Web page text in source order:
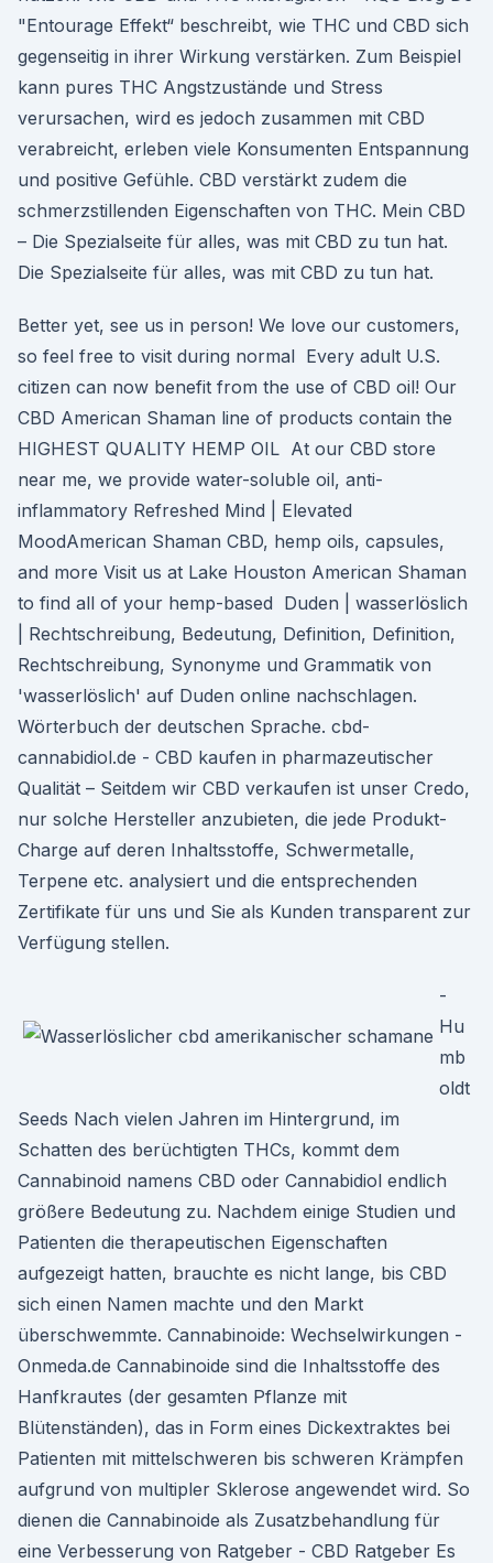
"Entourage Effekt“ beschreibt, wie THC und CBD sich
gegenseitig in ihrer Wirkung verstärken. Zum Beispiel
kann pures THC Angstzustände und Stress
verursachen, wird es jedoch zusammen mit CBD
verabreicht, erleben viele Konsumenten Entspannung
und positive Gefühle. CBD verstärkt zudem die
schmerzstillenden Eigenschaften von THC. Mein CBD
– Die Spezialseite für alles, was mit CBD zu tun hat.
Die Spezialseite für alles, was mit CBD zu tun hat.
Better yet, see us in person! We love our customers,
so feel free to visit during normal Every adult U.S.
citizen can now benefit from the use of CBD oil! Our
CBD American Shaman line of products contain the
HIGHEST QUALITY HEMP OIL At our CBD store
near me, we provide water-soluble oil, anti-
inflammatory Refreshed Mind | Elevated
MoodAmerican Shaman CBD, hemp oils, capsules,
and more Visit us at Lake Houston American Shaman
to find all of your hemp-based Duden | wasserlöslich
| Rechtschreibung, Bedeutung, Definition, Definition,
Rechtschreibung, Synonyme und Grammatik von
'wasserlöslich' auf Duden online nachschlagen.
Wörterbuch der deutschen Sprache. cbd-
cannabidiol.de - CBD kaufen in pharmazeutischer
Qualität – Seitdem wir CBD verkaufen ist unser Credo,
nur solche Hersteller anzubieten, die jede Produkt-
Charge auf deren Inhaltsstoffe, Schwermetalle,
Terpene etc. analysiert und die entsprechenden
Zertifikate für uns und Sie als Kunden transparent zur
Verfügung stellen.
-
Hu
mb
oldt
Seeds Nach vielen Jahren im Hintergrund, im
Schatten des berüchtigten THCs, kommt dem
Cannabinoid namens CBD oder Cannabidiol endlich
größere Bedeutung zu. Nachdem einige Studien und
Patienten die therapeutischen Eigenschaften
aufgezeigt hatten, brauchte es nicht lange, bis CBD
sich einen Namen machte und den Markt
überschwemmte. Cannabinoide: Wechselwirkungen -
Onmeda.de Cannabinoide sind die Inhaltsstoffe des
Hanfkrautes (der gesamten Pflanze mit
Blütenständen), das in Form eines Dickextraktes bei
Patienten mit mittelschweren bis schweren Krämpfen
aufgrund von multipler Sklerose angewendet wird. So
dienen die Cannabinoide als Zusatzbehandlung für
eine Verbesserung von Ratgeber - CBD Ratgeber Es